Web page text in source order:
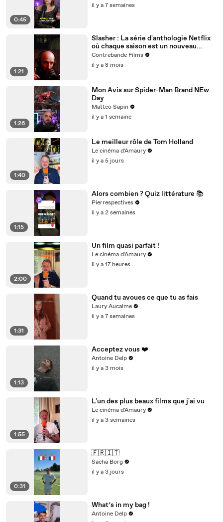
0:45
il y a 7 semaines
1:21
Slasher : La série d'anthologie Netflix
où chaque saison est un nouveau
massacre intelligent et jouissif
Contrebande Films
il y a 8 mois
1:26
Mon Avis sur Spider-Man Brand NEw
Day
Matteo Sapin
il y a 1 semaine
1:40
Le meilleur rôle de Tom Holland
Le cinéma d'Amaury
il y a 5 jours
1:15
Alors combien ? Quiz littérature 📚
Pierrespectives
il y a 2 semaines
2:00
Un film quasi parfait !
Le cinéma d'Amaury
il y a 17 heures
1:31
Quand tu avoues ce que tu as fais
Laury Aucalme
il y a 7 semaines
1:13
Acceptez vous ❤️
Antoine Delp
il y a 3 mois
1:55
L'un des plus beaux films que j'ai vu
Le cinéma d'Amaury
il y a 3 semaines
0:31
🇫🇷🇮🇹
Sacha Borg
il y a 3 jours
What’s in my bag !
Antoine Delp